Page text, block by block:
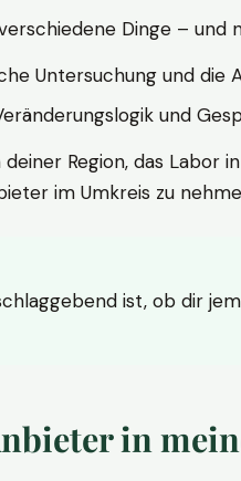
Dinge –
Untersuchung und die
und
Region, das
im Umkreis zu
ist, ob dir
in